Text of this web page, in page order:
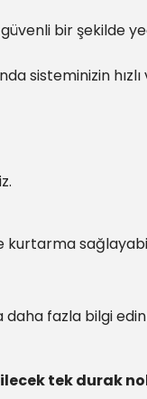
bir şekilde
sisteminizin
kurtarma
fazla bilgi
tek durak